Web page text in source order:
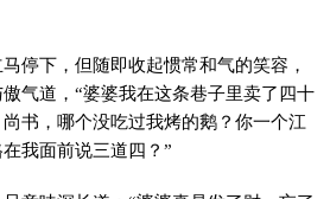
停下，但随即收起惯常和气的笑容，
气道，“婆婆我在这条巷子里卖了四十
书，哪个没吃过我烤的鹅？你一个江
我面前说三道四？”